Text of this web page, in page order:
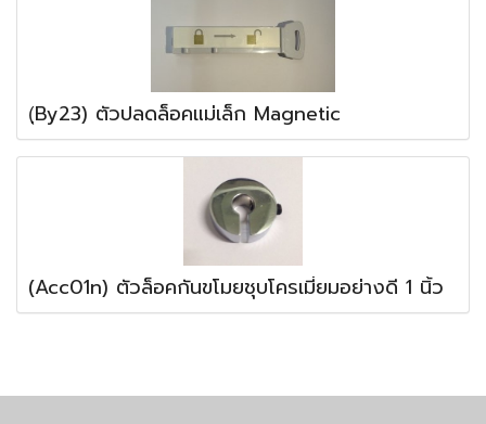
(ฺBy23) ตัวปลดล็อคแม่เล็ก Magnetic
(Acc01n) ตัวล็อคกันขโมยชุบโครเมี่ยมอย่างดี 1 นิ้ว